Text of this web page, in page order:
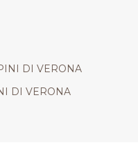
DI VERONA